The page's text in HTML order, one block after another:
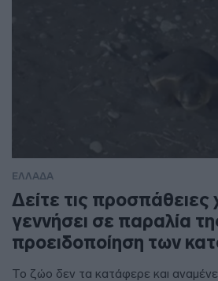
ΕΛΛΑΔΑ
Δείτε τις προσπάθειες
γεννήσει σε παραλία
προειδοποίηση των
Το ζώο δεν τα κατάφερε και